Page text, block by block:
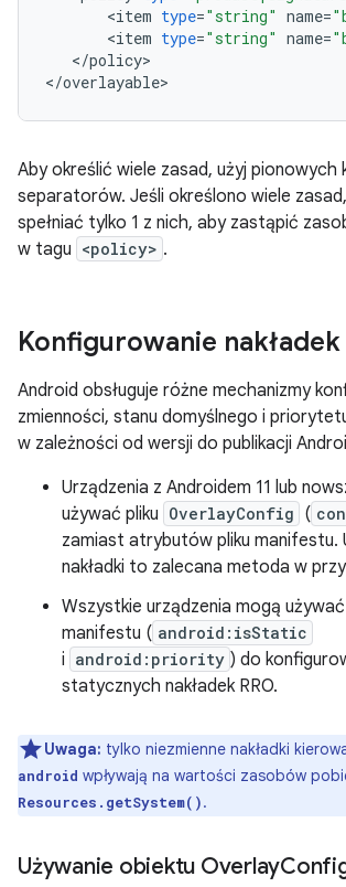
<item type="string" name=
<item type="string" name=
</policy>
</overlayable
Aby określić wiele zasad, użyj pionowych
separatorów. Jeśli określono wiele zasad,
spełniać tylko 1 z nich, aby zastąpić
w tagu <policy> .
Konfigurowanie nakładek
Android obsługuje różne mechanizmy
zmienności, stanu domyślnego i
w zależności od wersji do publikacji
Urządzenia z Androidem 11 lub
używać pliku OverlayConfig (
zamiast atrybutów pliku manifestu.
nakładki to zalecana metoda w
Wszystkie urządzenia mogą
manifestu ( android:isStatic
i android:priority ) do
statycznych nakładek RRO.
Uwaga: tylko niezmienne nakładki
android wpływają na wartości zasobów
Resources.getSystem().
Używanie obiektu Overlay